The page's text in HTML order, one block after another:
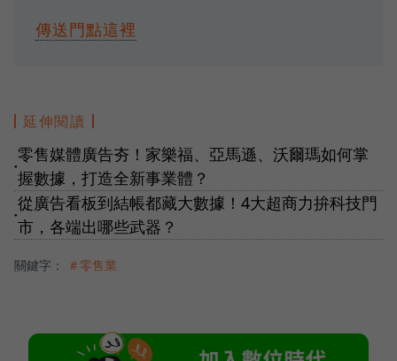
傳送門點這裡
延伸閱讀
●
零售媒體廣告夯！家樂福、亞馬遜、沃爾瑪如何掌
握數據，打造全新事業體？
●
從廣告看板到結帳都藏大數據！4大超商力拚科技門
市，各端出哪些武器？
關鍵字： ＃零售業